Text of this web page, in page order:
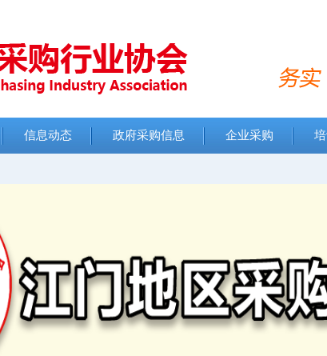
信息动态 政府采购信息 企业采购